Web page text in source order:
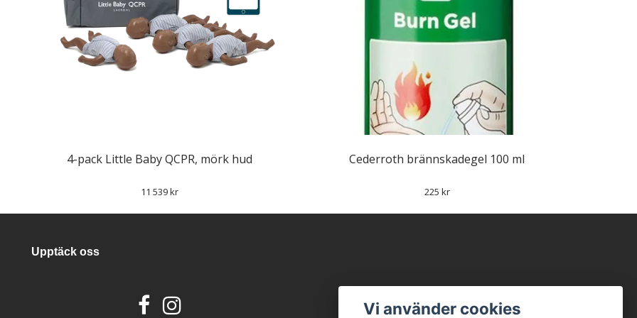
4-pack Little Baby QCPR, mörk hud
11 539 kr
Cederroth brännskadegel 100 ml
225 kr
Upptäck oss
Vi använder cookies